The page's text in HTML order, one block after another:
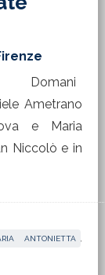
Domani
Ametrano
e Maria
Niccolò e in
ANTONIETTA